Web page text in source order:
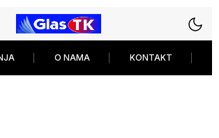
O NAMA KONTAKT